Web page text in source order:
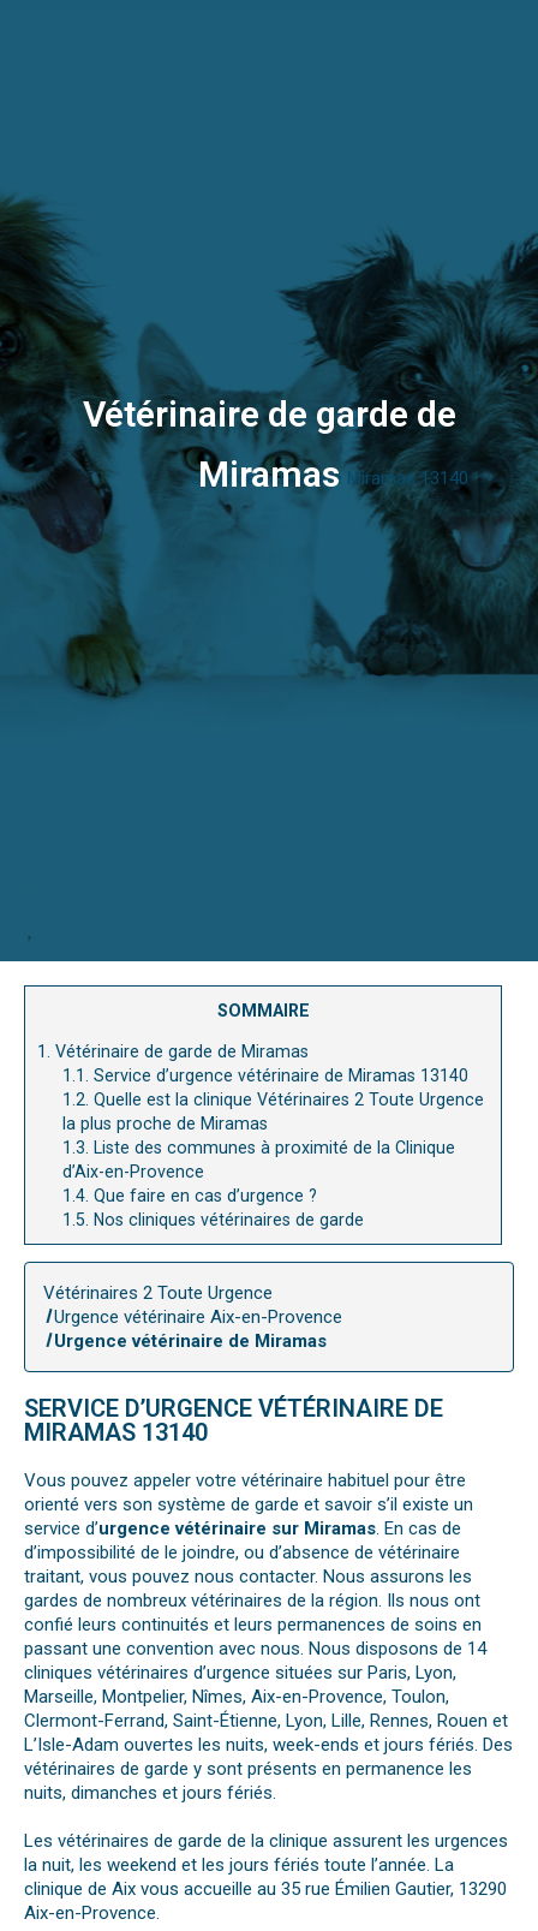
Urgence vétérinaire Miramas 13140
Vous êtes ici :
SOMMAIRE
1. Vétérinaire de garde de Miramas
1.1. Service d’urgence vétérinaire de Miramas 13140
1.2. Quelle est la clinique Vétérinaires 2 Toute Urgence
la plus proche de Miramas
1.3. Liste des communes à proximité de la Clinique
d’Aix-en-Provence
1.4. Que faire en cas d’urgence ?
1.5. Nos cliniques vétérinaires de garde
Vétérinaire de garde de
Miramas
Vétérinaires 2 Toute Urgence
Urgence vétérinaire Aix-en-Provence
Urgence vétérinaire de Miramas
SERVICE D’URGENCE VÉTÉRINAIRE DE
MIRAMAS 13140
Vous pouvez appeler votre vétérinaire habituel pour être
orienté vers son système de garde et savoir s’il existe un
service d’urgence vétérinaire sur Miramas. En cas de
d’impossibilité de le joindre, ou d’absence de vétérinaire
traitant, vous pouvez nous contacter. Nous assurons les
gardes de nombreux vétérinaires de la région. Ils nous ont
confié leurs continuités et leurs permanences de soins en
passant une convention avec nous. Nous disposons de 14
cliniques vétérinaires d’urgence situées sur Paris, Lyon,
Marseille, Montpelier, Nîmes, Aix-en-Provence, Toulon,
Clermont-Ferrand, Saint-Étienne, Lyon, Lille, Rennes, Rouen et
L’Isle-Adam ouvertes les nuits, week-ends et jours fériés. Des
vétérinaires de garde y sont présents en permanence les
nuits, dimanches et jours fériés.
Les vétérinaires de garde de la clinique assurent les urgences
la nuit, les weekend et les jours fériés toute l’année. La
clinique de Aix vous accueille au 35 rue Émilien Gautier, 13290
Aix-en-Provence.